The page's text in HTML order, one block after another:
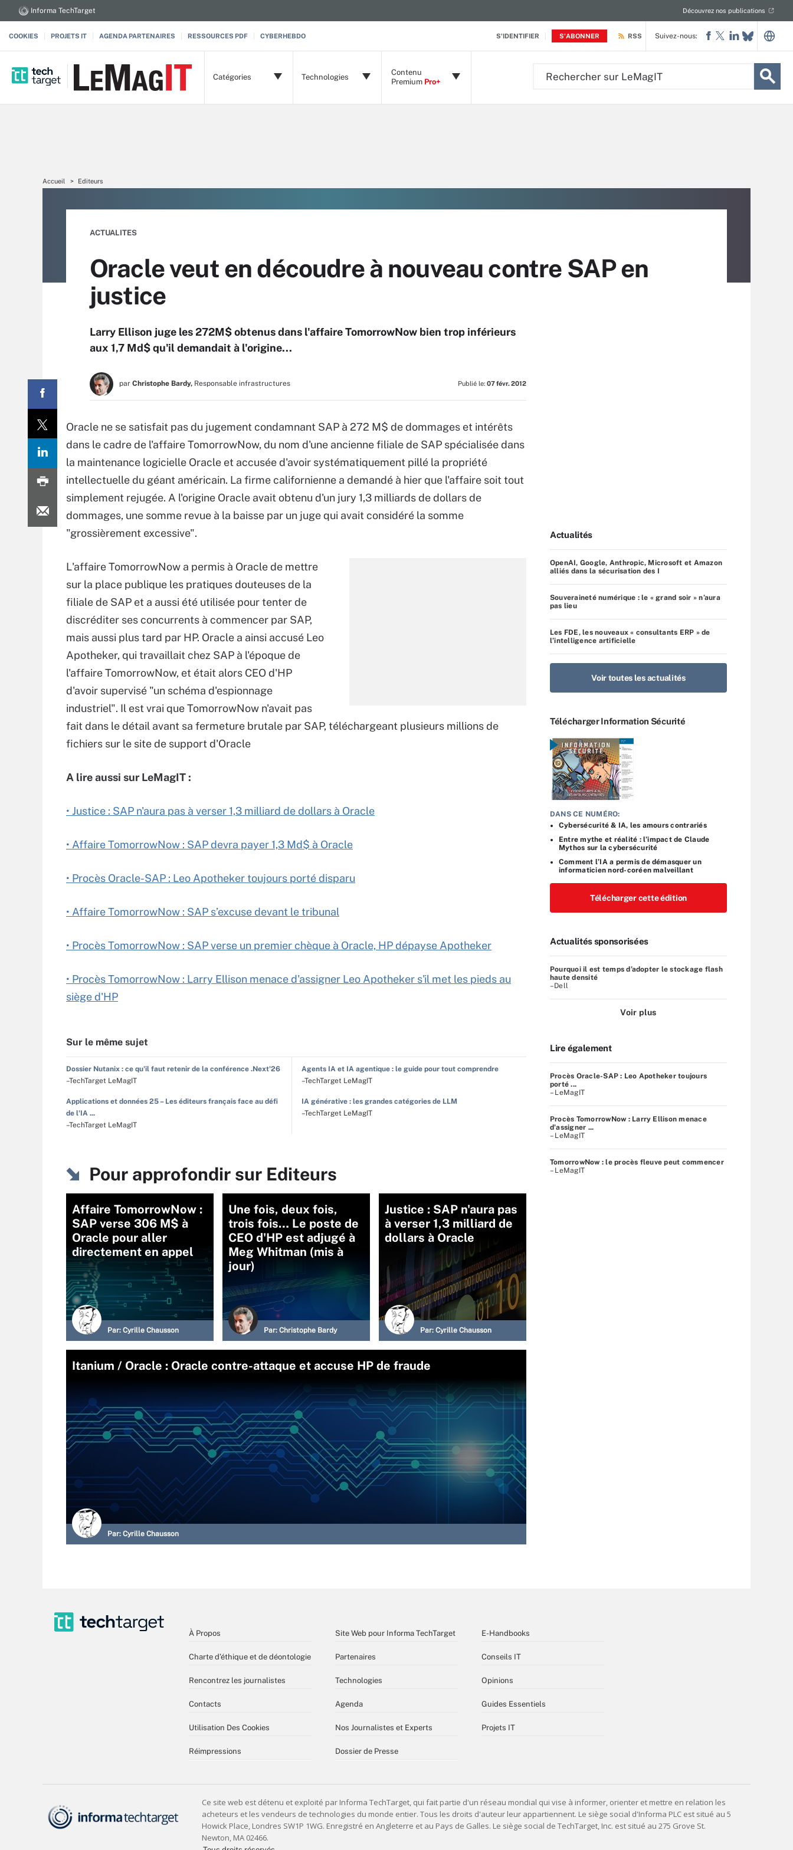
S'IDENTIFIER S'ABONNER
Informa TechTarget Découvrez nos publications
COOKIES PROJETS IT AGENDA PARTENAIRES RESSOURCES PDF CYBERHEBDO RSS
Catégories Technologies
Contenu
Premium Pro+
Suivez-nous:
Accueil Editeurs
ACTUALITES
Oracle veut en découdre à nouveau contre SAP en
justice
Larry Ellison juge les 272M$ obtenus dans l'affaire TomorrowNow bien trop inférieurs
aux 1,7 Md$ qu'il demandait à l'origine...
par Christophe Bardy, Responsable infrastructures Publié le: 07 févr. 2012
Oracle ne se satisfait pas du jugement condamnant SAP à 272 M$ de dommages et intérêts
dans le cadre de l'affaire TomorrowNow, du nom d'une ancienne filiale de SAP spécialisée dans
la maintenance logicielle Oracle et accusée d'avoir systématiquement pillé la propriété
intellectuelle du géant américain. La firme californienne a demandé à hier que l'affaire soit tout
simplement rejugée. A l'origine Oracle avait obtenu d'un jury 1,3 milliards de dollars de
dommages, une somme revue à la baisse par un juge qui avait considéré la somme
"grossièrement excessive".
L'affaire TomorrowNow a permis à Oracle de mettre
sur la place publique les pratiques douteuses de la
filiale de SAP et a aussi été utilisée pour tenter de
discréditer ses concurrents à commencer par SAP,
mais aussi plus tard par HP. Oracle a ainsi accusé Leo
Apotheker, qui travaillait chez SAP à l'époque de
l'affaire TomorrowNow, et était alors CEO d'HP
d'avoir supervisé "un schéma d'espionnage
industriel". Il est vrai que TomorrowNow n'avait pas
fait dans le détail avant sa fermeture brutale par SAP, téléchargeant plusieurs millions de
fichiers sur le site de support d'Oracle
A lire aussi sur LeMagIT :
• Justice : SAP n'aura pas à verser 1,3 milliard de dollars à Oracle
• Affaire TomorrowNow : SAP devra payer 1,3 Md$ à Oracle
• Procès Oracle-SAP : Leo Apotheker toujours porté disparu
• Affaire TomorrowNow : SAP s’excuse devant le tribunal
• Procès TomorrowNow : SAP verse un premier chèque à Oracle, HP dépayse Apotheker
• Procès TomorrowNow : Larry Ellison menace d'assigner Leo Apotheker s'il met les pieds au
siège d'HP
Sur le même sujet
Dossier Nutanix : ce qu'il faut retenir de la conférence .Next'26
–TechTarget LeMagIT
Agents IA et IA agentique : le guide pour tout comprendre
–TechTarget LeMagIT
Applications et données 25 – Les éditeurs français face au défi
de l'IA ...
–TechTarget LeMagIT
IA générative : les grandes catégories de LLM
–TechTarget LeMagIT
Pour approfondir sur Editeurs
Affaire TomorrowNow :
SAP verse 306 M$ à
Oracle pour aller
directement en appel
Par: Cyrille Chausson
Une fois, deux fois,
trois fois… Le poste de
CEO d'HP est adjugé à
Meg Whitman (mis à
jour)
Par: Christophe Bardy
Justice : SAP n'aura pas
à verser 1,3 milliard de
dollars à Oracle
Par: Cyrille Chausson
Itanium / Oracle : Oracle contre-attaque et accuse HP de fraude
Par: Cyrille Chausson
Actualités
OpenAI, Google, Anthropic, Microsoft et Amazon
alliés dans la sécurisation des I
Souveraineté numérique : le « grand soir » n’aura
pas lieu
Les FDE, les nouveaux « consultants ERP » de
l’intelligence artificielle
Voir toutes les actualités
Télécharger Information Sécurité
DANS CE NUMÉRO:
Cybersécurité & IA, les amours contrariés
Entre mythe et réalité : l’impact de Claude
Mythos sur la cybersécurité
Comment l’IA a permis de démasquer un
informaticien nord-coréen malveillant
Télécharger cette édition
Actualités sponsorisées
Pourquoi il est temps d’adopter le stockage flash
haute densité
–Dell
Voir plus
Lire également
Procès Oracle-SAP : Leo Apotheker toujours
porté ...
– LeMagIT
Procès TomorrowNow : Larry Ellison menace
d'assigner ...
– LeMagIT
TomorrowNow : le procès fleuve peut commencer
– LeMagIT
À Propos
Charte d’éthique et de déontologie
Rencontrez les journalistes
Contacts
Utilisation Des Cookies
Réimpressions
Site Web pour Informa TechTarget
Partenaires
Technologies
Agenda
Nos Journalistes et Experts
Dossier de Presse
E-Handbooks
Conseils IT
Opinions
Guides Essentiels
Projets IT